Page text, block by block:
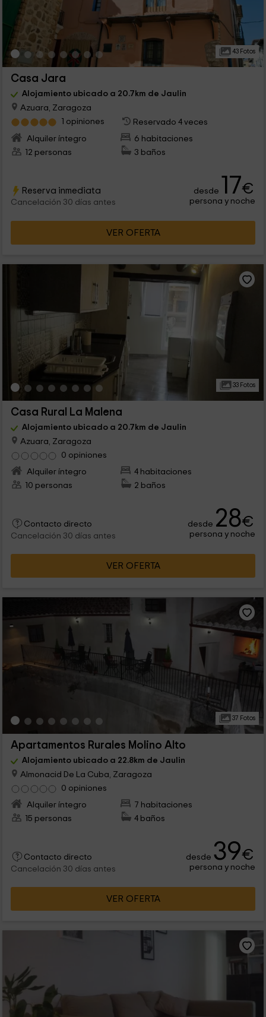
43 Fotos
Casa Jara
Alojamiento ubicado a 20.7km de Jaulin
Azuara, Zaragoza
1 opiniones
Reservado 4 veces
Alquiler íntegro
6 habitaciones
12 personas
3 baños
Reserva inmediata
Cancelación 30 días antes
desde 17€
persona y noche
VER OFERTA
33 Fotos
Casa Rural La Malena
Alojamiento ubicado a 20.7km de Jaulin
Azuara, Zaragoza
0 opiniones
Alquiler íntegro
4 habitaciones
10 personas
2 baños
Contacto directo
Cancelación 30 días antes
desde 28€
persona y noche
VER OFERTA
37 Fotos
Apartamentos Rurales Molino Alto
Alojamiento ubicado a 22.8km de Jaulin
Almonacid De La Cuba, Zaragoza
0 opiniones
Alquiler íntegro
7 habitaciones
15 personas
4 baños
Contacto directo
Cancelación 30 días antes
desde 39€
persona y noche
VER OFERTA